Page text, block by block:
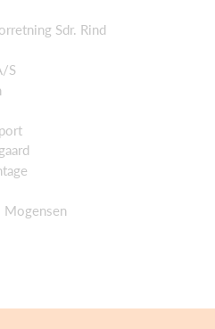
Sdr. Rind
S
Mogensen